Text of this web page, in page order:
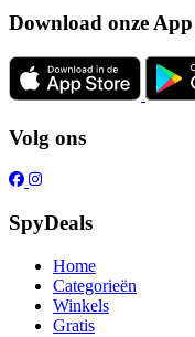
Download onze App
Volg ons
SpyDeals
Home
Categorieën
Winkels
Gratis